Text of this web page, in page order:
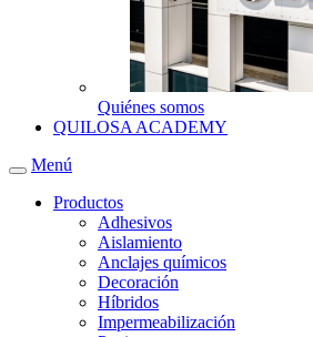
Quiénes somos
QUILOSA ACADEMY
Menú
Productos
Adhesivos
Aislamiento
Anclajes químicos
Decoración
Híbridos
Impermeabilización